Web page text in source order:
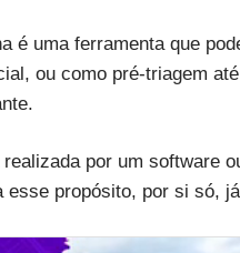
é uma ferramenta que
ou como pré-triagem
por um software
propósito, por si só,